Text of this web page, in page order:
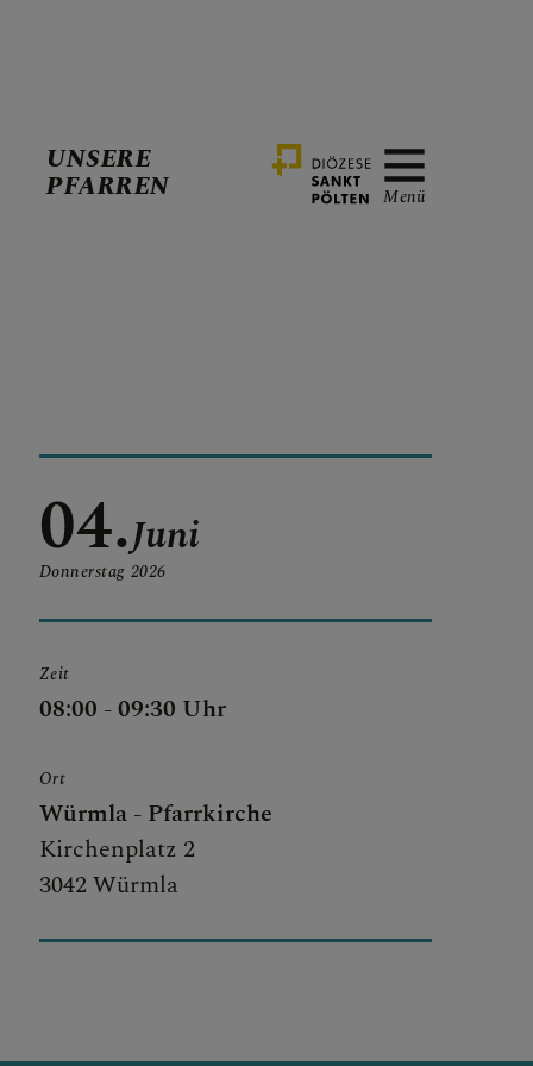
UNSERE
PFARREN Menü
04.
Donnerstag
Juni
2026
Zeit
08:00 - 09:30 Uhr
Ort
Würmla - Pfarrkirche
Kirchenplatz 2
3042 Würmla